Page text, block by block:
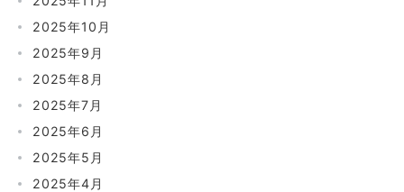
2025年10月
2025年9月
2025年8月
2025年7月
2025年6月
2025年5月
2025年4月